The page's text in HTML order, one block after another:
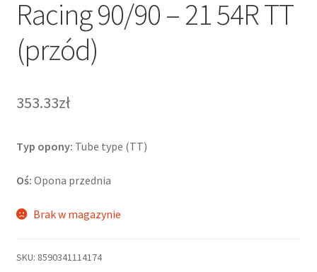
Racing 90/90 – 21 54R TT
(przód)
353.33zł
Typ opony: Tube type (TT)
Oś: Opona przednia
Brak w magazynie
SKU: 8590341114174